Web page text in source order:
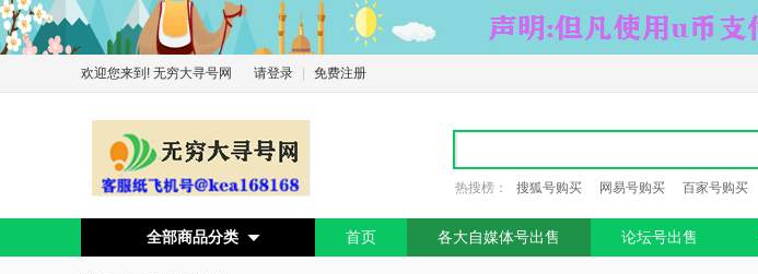
欢迎您来到! 无穷大寻号网 请登录 免费注册
热搜榜： 搜狐号购买 网易号购买 百家号购买
全部商品分类  首页 各大自媒体号出售 论坛号出售